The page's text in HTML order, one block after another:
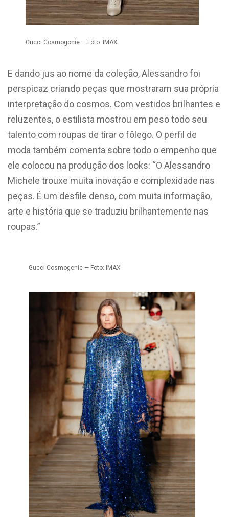
Gucci Cosmogonie — Foto: IMAX
E dando jus ao nome da coleção, Alessandro foi
perspicaz criando peças que mostraram sua própria
interpretação do cosmos. Com vestidos brilhantes e
reluzentes, o estilista mostrou em peso todo seu
talento com roupas de tirar o fôlego. O perfil de
moda também comenta sobre todo o empenho que
ele colocou na produção dos looks: “O Alessandro
Michele trouxe muita inovação e complexidade nas
peças. É um desfile denso, com muita informação,
arte e história que se traduziu brilhantemente nas
roupas.”
Gucci Cosmogonie — Foto: IMAX